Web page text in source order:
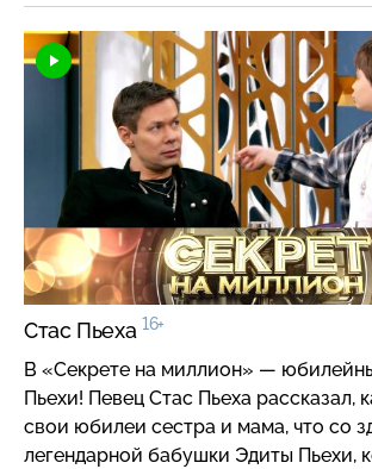
семья живет в Израиле. Поделился
и деталями смерти матери, к
привязан, и сделал откровенное
тяжелой болезни.
Стас Пьеха 16+
В «Секрете на миллион» —
Пьехи! Певец Стас Пьеха рассказал,
свои юбилеи сестра и мама, что со
легендарной бабушки Эдиты Пьехи,